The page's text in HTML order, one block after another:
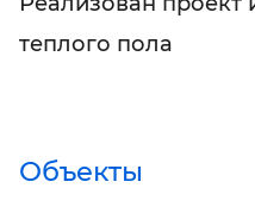
теплого пола
Объекты